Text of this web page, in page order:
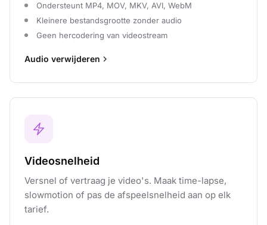
Ondersteunt MP4, MOV, MKV, AVI, WebM
Kleinere bestandsgrootte zonder audio
Geen hercodering van videostream
Audio verwijderen
Videosnelheid
Versnel of vertraag je video's. Maak time-lapse,
slowmotion of pas de afspeelsnelheid aan op elk
tarief.